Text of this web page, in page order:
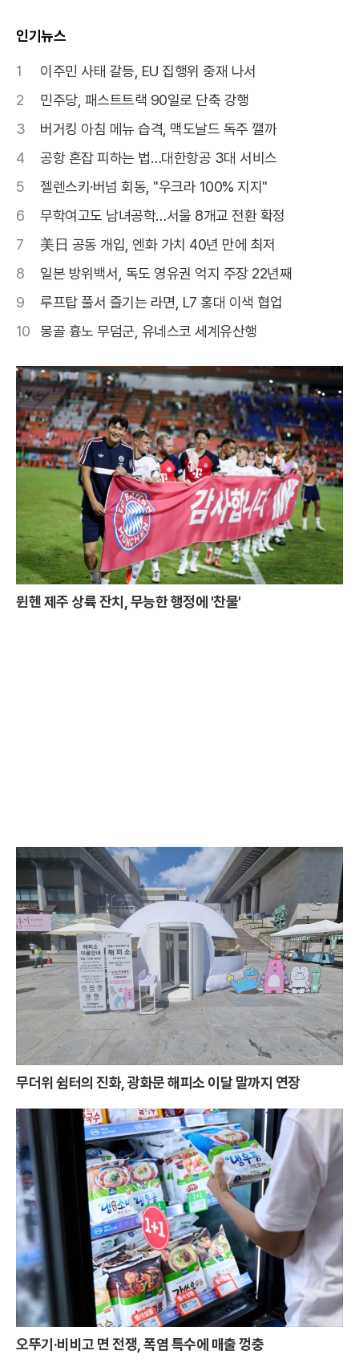
인기뉴스
1
이주민 사태 갈등, EU 집행위 중재 나서
2
민주당, 패스트트랙 90일로 단축 강행
3
버거킹 아침 메뉴 습격, 맥도날드 독주 깰까
4
공항 혼잡 피하는 법…대한항공 3대 서비스
5
젤렌스키·버넘 회동, "우크라 100% 지지"
6
무학여고도 남녀공학…서울 8개교 전환 확정
7
美日 공동 개입, 엔화 가치 40년 만에 최저
8
일본 방위백서, 독도 영유권 억지 주장 22년째
9
루프탑 풀서 즐기는 라면, L7 홍대 이색 협업
10
몽골 흉노 무덤군, 유네스코 세계유산행
뮌헨 제주 상륙 잔치, 무능한 행정에 '찬물'
무더위 쉼터의 진화, 광화문 해피소 이달 말까지 연장
오뚜기·비비고 면 전쟁, 폭염 특수에 매출 껑충